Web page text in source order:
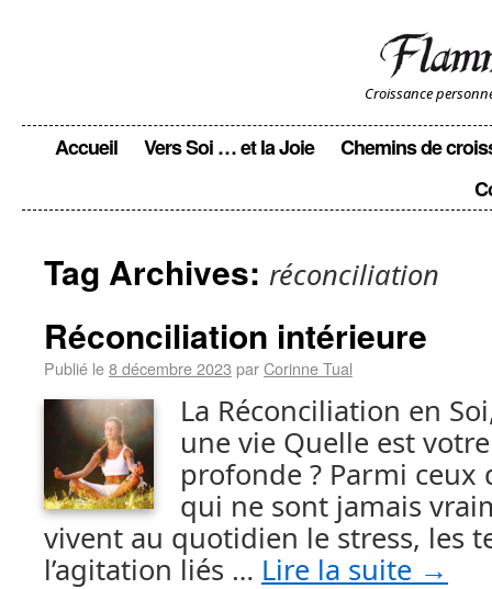
Croissance
Accueil Vers Soi … et la Joie
Chemins de
Tag Archives: réconciliation
Réconciliation intérieure
Publié le8 décembre 2023 parCorinne Tual
La Réconciliation en
une vie Quelle est
profonde ? Parmi ceux
qui ne sont jamais
vivent au quotidien le stress, les
l’agitation liés … Lire la suite →